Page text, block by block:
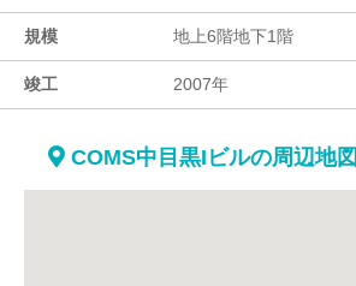
規模 地上6階地下1階
竣工 2007年
COMS中目黒Iビルの周辺地図